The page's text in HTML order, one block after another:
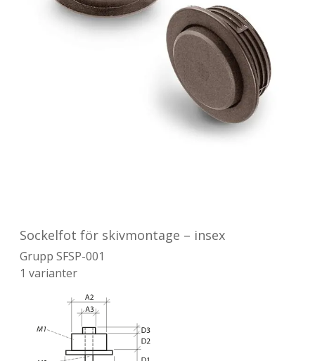
Sockelfot för skivmontage – insex
Grupp SFSP-001
1 varianter